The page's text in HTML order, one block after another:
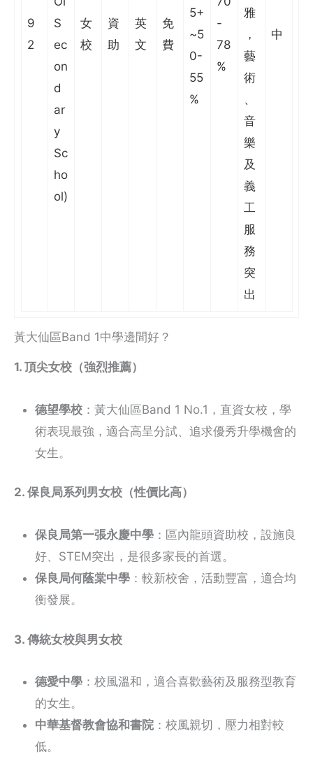
9
2
S
ec
on
d
ar
y
Sc
ho
ol)
女
校
資
助
英
文
免
費
5+
~5
0-
55
%
-
78
%
雅
，
藝
術
、
音
樂
及
義
工
服
務
突
出
中
黃大仙區Band 1中學邊間好？
1. 頂尖女校（強烈推薦）
德望學校 ：黃大仙區Band 1 No.1，直資女校，學
術表現最強，適合高呈分試、追求優秀升學機會的
女生。
2. 保良局系列男女校（性價比高）
保良局第一張永慶中學 ：區內龍頭資助校，設施良
好、STEM突出，是很多家長的首選。
保良局何蔭棠中學 ：較新校舍，活動豐富，適合均
衡發展。
3. 傳統女校與男女校
德愛中學 ：校風溫和，適合喜歡藝術及服務型教育
的女生。
中華基督教會協和書院 ：校風親切，壓力相對較
低。